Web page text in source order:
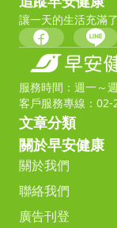
讓一天的生活充滿
服務時間：週一～
客戶服務專線：
文章分類
關於早安健康
關於我們
聯絡我們
廣告刊登